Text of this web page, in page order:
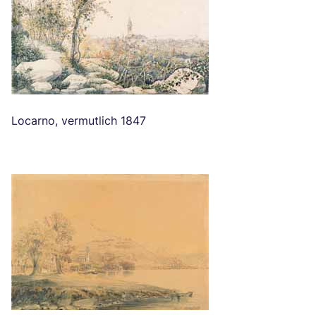
Locarno, vermutlich 1847